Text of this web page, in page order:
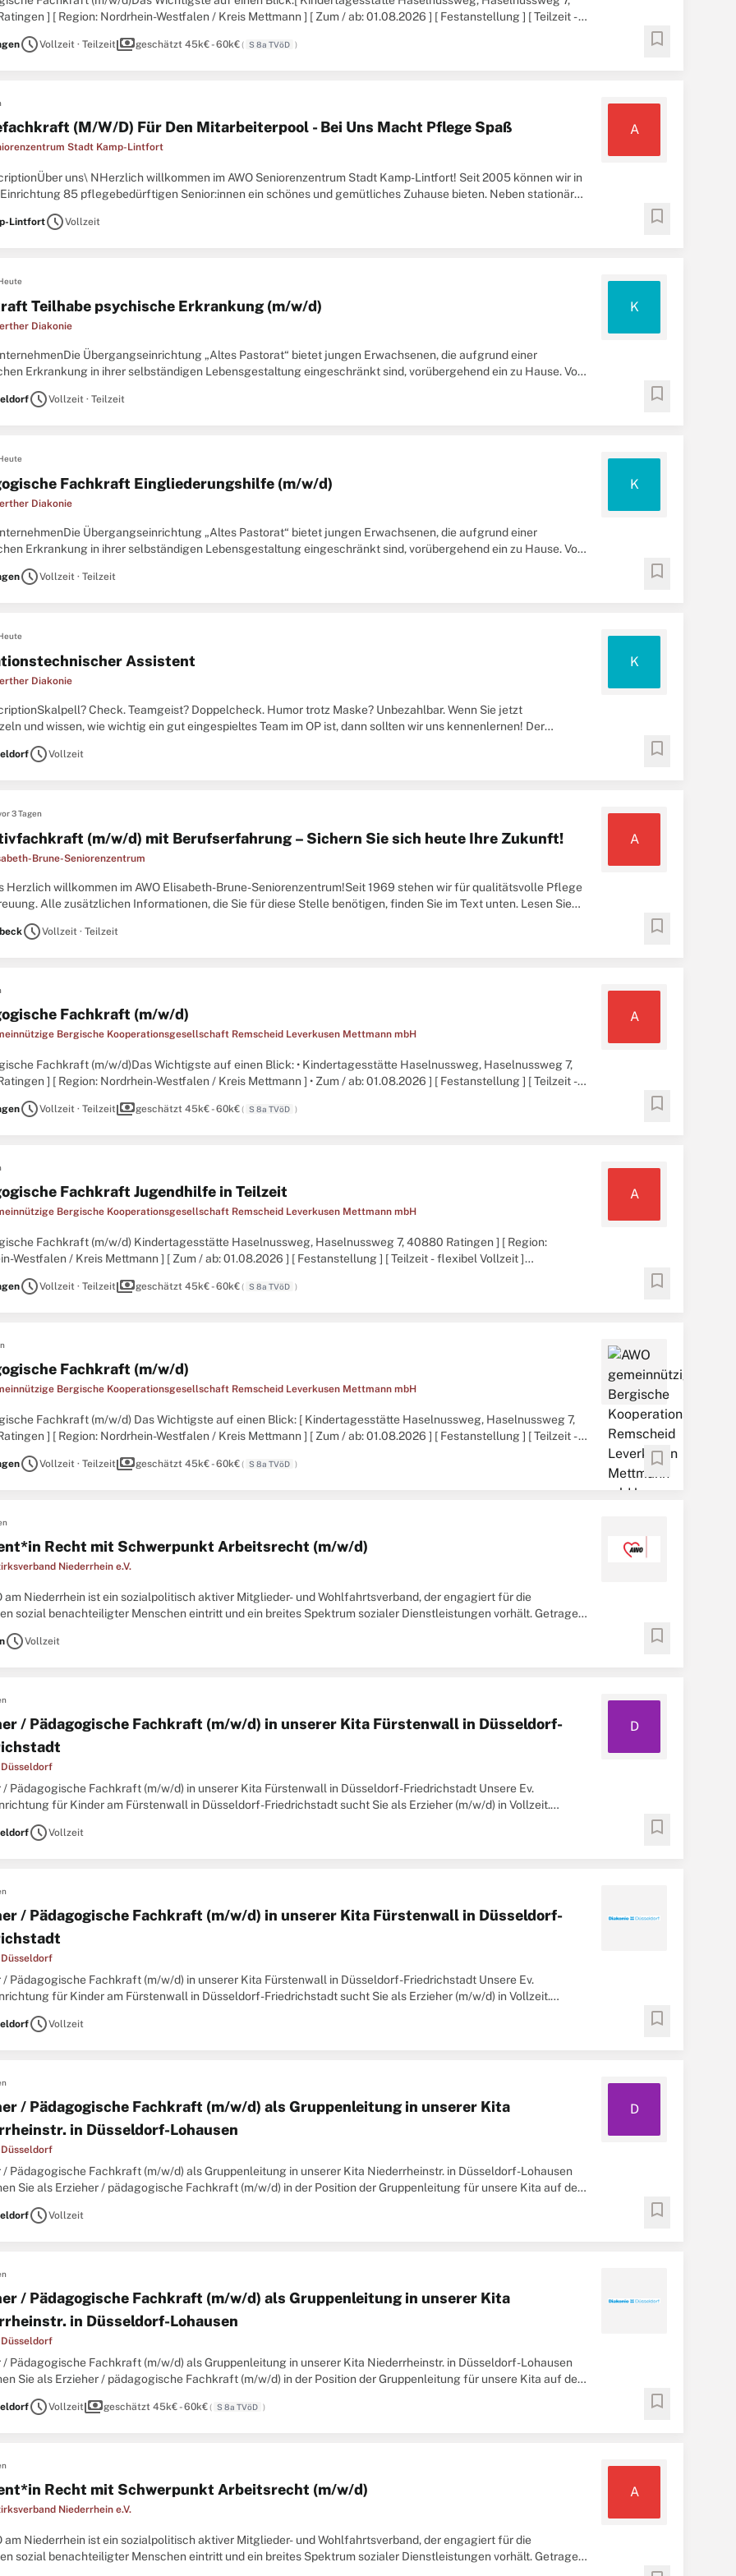
] [ Region: Nordrhein-Westfalen / Kreis Mettmann ] [ Zum / ab: 01.08.2026 ] [ Festanstellung ] [ Teilzeit -
scheduleVollzeit · Teilzeitpaymentsgeschätzt 45k€ - 60k€( S 8a TVöD ) bookmark
(M/W/D) Für Den Mitarbeiterpool - Bei Uns Macht Pflege Spaß
Stadt Kamp-Lintfort
A
uns\ NHerzlich willkommen im AWO Seniorenzentrum Stadt Kamp-Lintfort! Seit 2005 können wir in
85 pflegebedürftigen Senior:innen ein schönes und gemütliches Zuhause bieten. Neben stationärer
LintfortscheduleVollzeit bookmark
Teilhabe psychische Erkrankung (m/w/d)
Diakonie
K
Übergangseinrichtung „Altes Pastorat“ bietet jungen Erwachsenen, die aufgrund einer
Erkrankung in ihrer selbständigen Lebensgestaltung eingeschränkt sind, vorübergehend ein zu Hause. Von
scheduleVollzeit · Teilzeit bookmark
Fachkraft Eingliederungshilfe (m/w/d)
Diakonie
K
Übergangseinrichtung „Altes Pastorat“ bietet jungen Erwachsenen, die aufgrund einer
Erkrankung in ihrer selbständigen Lebensgestaltung eingeschränkt sind, vorübergehend ein zu Hause. Von
scheduleVollzeit · Teilzeit bookmark
Assistent
Diakonie
K
Check. Teamgeist? Doppelcheck. Humor trotz Maske? Unbezahlbar. Wenn Sie jetzt
und wissen, wie wichtig ein gut eingespieltes Team im OP ist, dann sollten wir uns kennenlernen! Der
scheduleVollzeit bookmark
3 Tagen
(m/w/d) mit Berufserfahrung – Sichern Sie sich heute Ihre Zukunft!
Brune-Seniorenzentrum
A
Herzlich willkommen im AWO Elisabeth-Brune-Seniorenzentrum!Seit 1969 stehen wir für qualitätsvolle Pflege
Alle zusätzlichen Informationen, die Sie für diese Stelle benötigen, finden Sie im Text unten. Lesen Sie
scheduleVollzeit · Teilzeit bookmark
Fachkraft (m/w/d)
Bergische Kooperationsgesellschaft Remscheid Leverkusen Mettmann mbH
A
Fachkraft (m/w/d)Das Wichtigste auf einen Blick: • Kindertagesstätte Haselnussweg, Haselnussweg 7,
] [ Region: Nordrhein-Westfalen / Kreis Mettmann ] • Zum / ab: 01.08.2026 ] [ Festanstellung ] [ Teilzeit -
scheduleVollzeit · Teilzeitpaymentsgeschätzt 45k€ - 60k€( S 8a TVöD ) bookmark
Fachkraft Jugendhilfe in Teilzeit
Bergische Kooperationsgesellschaft Remscheid Leverkusen Mettmann mbH
A
Fachkraft (m/w/d) Kindertagesstätte Haselnussweg, Haselnussweg 7, 40880 Ratingen ] [ Region:
Westfalen / Kreis Mettmann ] [ Zum / ab: 01.08.2026 ] [ Festanstellung ] [ Teilzeit - flexibel Vollzeit ]
scheduleVollzeit · Teilzeitpaymentsgeschätzt 45k€ - 60k€( S 8a TVöD ) bookmark
Fachkraft (m/w/d)
Bergische Kooperationsgesellschaft Remscheid Leverkusen Mettmann mbH
Fachkraft (m/w/d) Das Wichtigste auf einen Blick: [ Kindertagesstätte Haselnussweg, Haselnussweg 7,
] [ Region: Nordrhein-Westfalen / Kreis Mettmann ] [ Zum / ab: 01.08.2026 ] [ Festanstellung ] [ Teilzeit -
scheduleVollzeit · Teilzeitpaymentsgeschätzt 45k€ - 60k€( S 8a TVöD ) bookmark
Recht mit Schwerpunkt Arbeitsrecht (m/w/d)
Niederrhein e.V.
am Niederrhein ist ein sozialpolitisch aktiver Mitglieder- und Wohlfahrtsverband, der engagiert für die
sozial benachteiligter Menschen eintritt und ein breites Spektrum sozialer Dienstleistungen vorhält. Getragen
scheduleVollzeit bookmark
/ Pädagogische Fachkraft (m/w/d) in unserer Kita Fürstenwall in Düsseldorf-
D
/ Pädagogische Fachkraft (m/w/d) in unserer Kita Fürstenwall in Düsseldorf-Friedrichstadt Unsere Ev.
für Kinder am Fürstenwall in Düsseldorf-Friedrichstadt sucht Sie als Erzieher (m/w/d) in Vollzeit.
scheduleVollzeit bookmark
/ Pädagogische Fachkraft (m/w/d) in unserer Kita Fürstenwall in Düsseldorf-
/ Pädagogische Fachkraft (m/w/d) in unserer Kita Fürstenwall in Düsseldorf-Friedrichstadt Unsere Ev.
für Kinder am Fürstenwall in Düsseldorf-Friedrichstadt sucht Sie als Erzieher (m/w/d) in Vollzeit.
scheduleVollzeit bookmark
/ Pädagogische Fachkraft (m/w/d) als Gruppenleitung in unserer Kita
in Düsseldorf-Lohausen
D
/ Pädagogische Fachkraft (m/w/d) als Gruppenleitung in unserer Kita Niederrheinstr. in Düsseldorf-Lohausen
Sie als Erzieher / pädagogische Fachkraft (m/w/d) in der Position der Gruppenleitung für unsere Kita auf der
scheduleVollzeit bookmark
/ Pädagogische Fachkraft (m/w/d) als Gruppenleitung in unserer Kita
in Düsseldorf-Lohausen
/ Pädagogische Fachkraft (m/w/d) als Gruppenleitung in unserer Kita Niederrheinstr. in Düsseldorf-Lohausen
Sie als Erzieher / pädagogische Fachkraft (m/w/d) in der Position der Gruppenleitung für unsere Kita auf der
scheduleVollzeitpaymentsgeschätzt 45k€ - 60k€( S 8a TVöD ) bookmark
Recht mit Schwerpunkt Arbeitsrecht (m/w/d)
Niederrhein e.V.
A
am Niederrhein ist ein sozialpolitisch aktiver Mitglieder- und Wohlfahrtsverband, der engagiert für die
sozial benachteiligter Menschen eintritt und ein breites Spektrum sozialer Dienstleistungen vorhält. Getragen